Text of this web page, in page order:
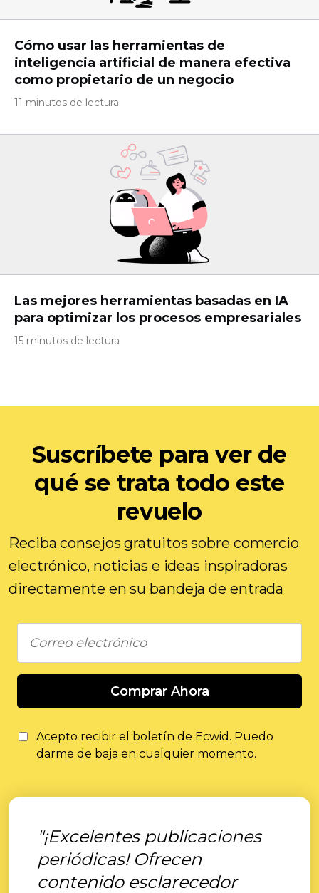
Cómo usar las herramientas de
inteligencia artificial de manera efectiva
como propietario de un negocio
11 minutos de lectura
Las mejores herramientas basadas en IA
para optimizar los procesos empresariales
15 minutos de lectura
Suscríbete para ver de
qué se trata todo este
revuelo
Reciba consejos gratuitos sobre comercio
electrónico, noticias e ideas inspiradoras
directamente en su bandeja de entrada
Comprar Ahora
Acepto recibir el boletín de Ecwid. Puedo
darme de baja en cualquier momento.
"¡Excelentes publicaciones
periódicas! Ofrecen
contenido esclarecedor